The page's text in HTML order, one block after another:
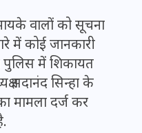
वालों को सूचना
में कोई जानकारी
पुलिस में शिकायत
सदानंद सिन्हा के
मामला दर्ज कर